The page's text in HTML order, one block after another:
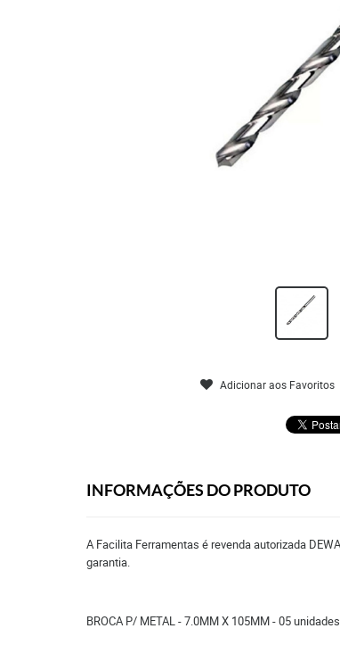
Adicionar aos Favoritos
INFORMAÇÕES DO PRODUTO
A Facilita Ferramentas é revenda autorizada
garantia.
BROCA P/ METAL - 7.0MM X 105MM - 05 unidades